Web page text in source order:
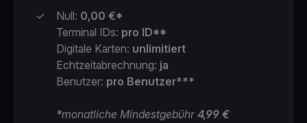
✓ Null: 0,00 €*
Terminal IDs: pro ID**
Digitale Karten: unlimitiert
Echtzeitabrechnung: ja
Benutzer: pro Benutzer***
*monatliche Mindestgebühr 4,99 €